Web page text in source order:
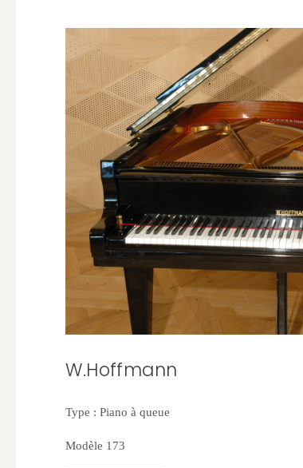
W.Hoffmann
Type : Piano à queue
Modèle 173